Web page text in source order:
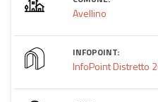
Avellino
INFOPOINT:
InfoPoint Distretto